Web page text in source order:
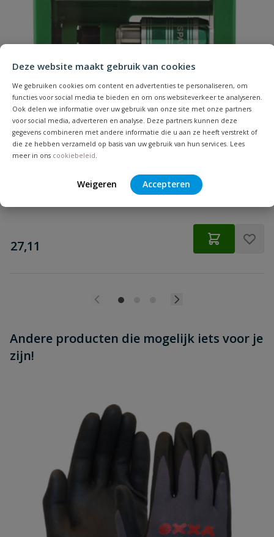
Deze website maakt gebruik van cookies
We gebruiken cookies om content en advertenties te personaliseren, om
functies voor social media te bieden en om ons websiteverkeer te analyseren.
Ook delen we informatie over uw gebruik van onze site met onze partners
voor social media, adverteren en analyse. Deze partners kunnen deze
gegevens combineren met andere informatie die u aan ze heeft verstrekt of
die ze hebben verzameld op basis van uw gebruik van hun services. Lees
meer in ons cookiebeleid.
Weigeren Accepteren
discuskop
Inhoud 200 stuks
Lengte 60 mm
Materiaal verzinkt staal
Merknaam
4CUT
Beoordeling versturen
Spax Bitbox T-STAR plus
6 Bitjes + Bithouder
€
27,11
Andere producten die mogelijk iets voor je
zijn!